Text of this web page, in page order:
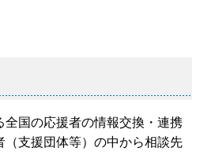
全国の応援者の情報交換・連携
（支援団体等）の中から相談先